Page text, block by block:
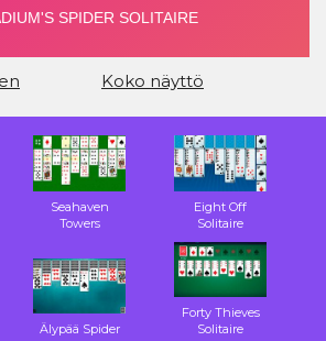
Koko näyttö
Seahaven
Towers
Eight Off
Solitaire
Älypää Spider
Forty Thieves
Solitaire